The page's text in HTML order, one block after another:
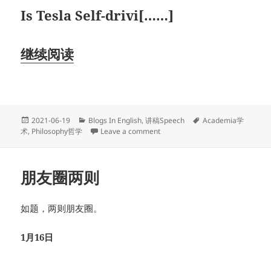
Is Tesla Self-drivi[……]
继续阅读
Posted
on
2021-06-19 Categories
Blogs In English,讲稿Speech Tags
Academia学
术, Philosophy哲学 Leave a commenton 特斯拉Model S是道德容受者
朋友圈两则
如题，两则朋友圈。
1月16日